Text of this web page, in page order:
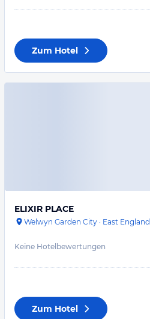
Zum Hotel
ELIXIR PLACE
Welwyn Garden City · East England
Keine Hotelbewertungen
Zum Hotel